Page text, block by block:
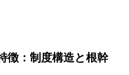
徴：制度構造と根幹